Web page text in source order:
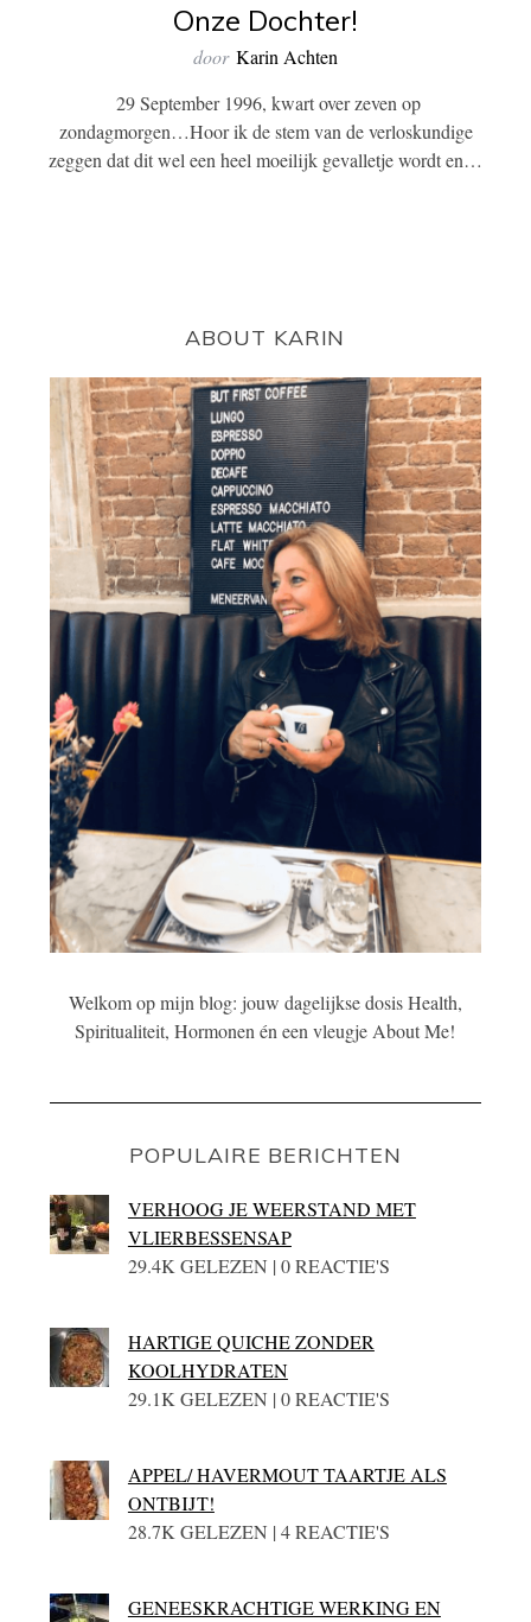
Onze Dochter!
door Karin Achten
29 September 1996, kwart over zeven op
zondagmorgen…Hoor ik de stem van de verloskundige
zeggen dat dit wel een heel moeilijk gevalletje wordt en…
ABOUT KARIN
Welkom op mijn blog: jouw dagelijkse dosis Health,
Spiritualiteit, Hormonen én een vleugje About Me!
POPULAIRE BERICHTEN
VERHOOG JE WEERSTAND MET
VLIERBESSENSAP
29.4K GELEZEN | 0 REACTIE'S
HARTIGE QUICHE ZONDER
KOOLHYDRATEN
29.1K GELEZEN | 0 REACTIE'S
APPEL/ HAVERMOUT TAARTJE ALS
ONTBIJT!
28.7K GELEZEN | 4 REACTIE'S
GENEESKRACHTIGE WERKING EN